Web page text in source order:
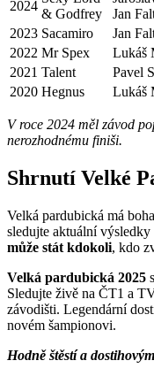
2024
& Godfrey
Jan
2023 Sacamiro Jan
2022 Mr Spex Lukáš
2021 Talent Pavel
2020 Hegnus Lukáš
V roce 2024 měl závod
nerozhodnému finiši.
Shrnutí Velké
Velká pardubická má
sledujte aktuální
může stát kdokoli, kdo
Velká pardubická 2025
Sledujte živě na ČT1 a
závodišti. Legendární
novém šampionovi.
Hodně štěstí a